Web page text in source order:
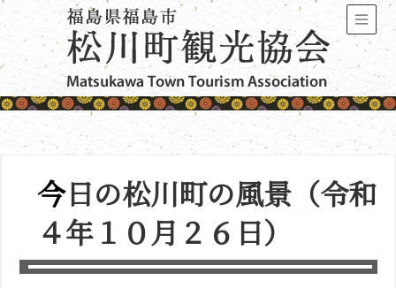
今日の松川町の風景（令和
４年１０月２６日）